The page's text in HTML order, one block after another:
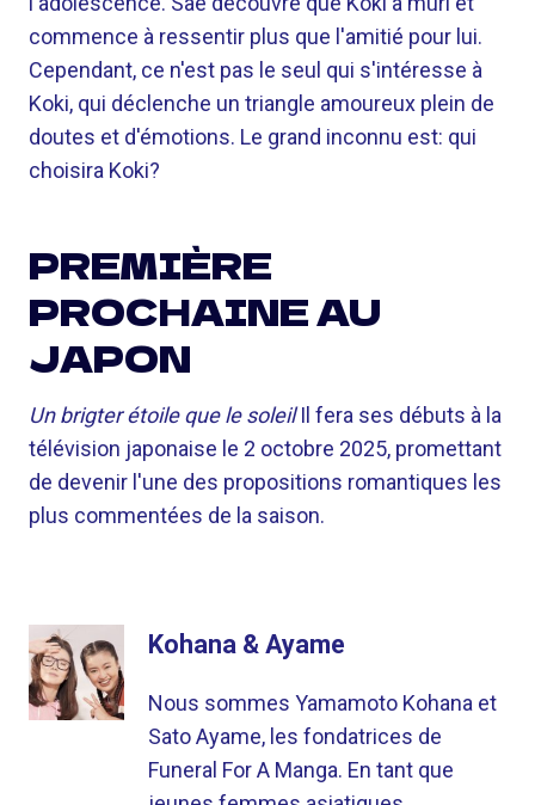
commence à ressentir plus que l'amitié pour lui.
Cependant, ce n'est pas le seul qui s'intéresse à
Koki, qui déclenche un triangle amoureux plein de
doutes et d'émotions. Le grand inconnu est: qui
choisira Koki?
PREMIÈRE
PROCHAINE AU
JAPON
Un brigter étoile que le soleilIl fera ses débuts à la
télévision japonaise le 2 octobre 2025, promettant
de devenir l'une des propositions romantiques les
plus commentées de la saison.
Kohana & Ayame
Nous sommes Yamamoto Kohana et
Sato Ayame, les fondatrices de
Funeral For A Manga. En tant que